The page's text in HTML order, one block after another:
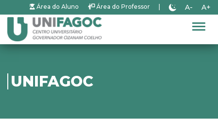
Área do Aluno Área do Professor A- A+
UNIFAGOC